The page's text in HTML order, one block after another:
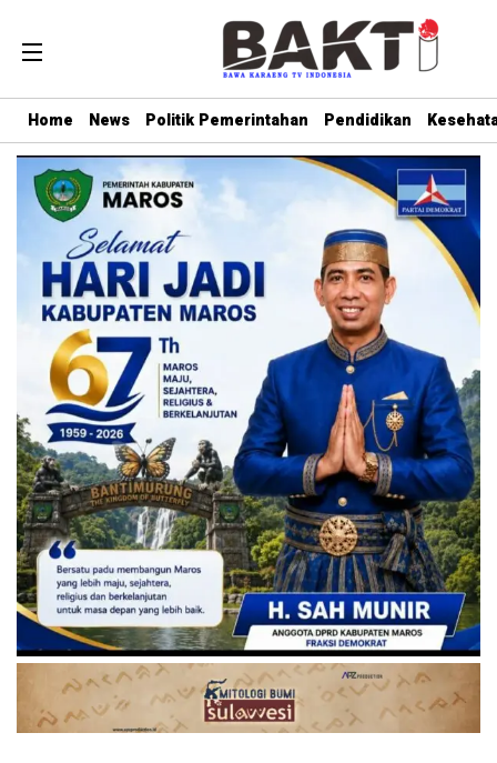
Home News Politik Pemerintahan Pendidikan